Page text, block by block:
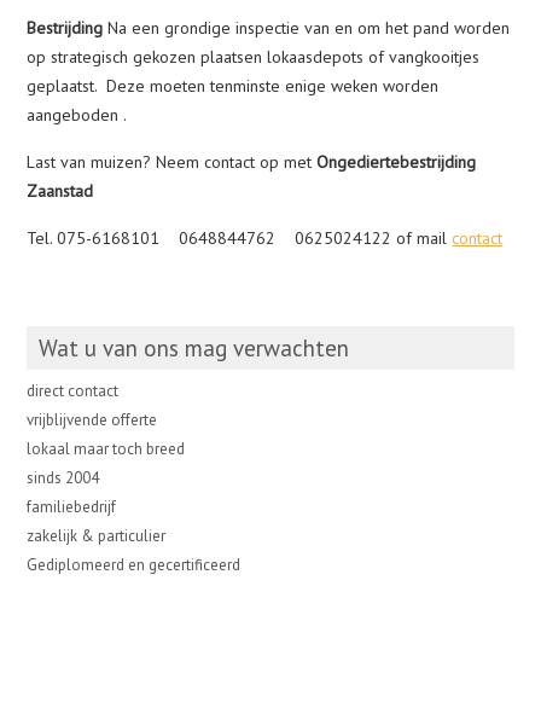
Bestrijding Na een grondige inspectie van en om het pand worden
op strategisch gekozen plaatsen lokaasdepots of vangkooitjes
geplaatst. Deze moeten tenminste enige weken worden
aangeboden .
Last van muizen? Neem contact op metOngediertebestrijding
Zaanstad
Tel. 075-6168101 0648844762 0625024122 of mailcontact
Wat u van ons mag verwachten
direct contact
vrijblijvende offerte
lokaal maar toch breed
sinds 2004
familiebedrijf
zakelijk & particulier
Gediplomeerd en gecertificeerd